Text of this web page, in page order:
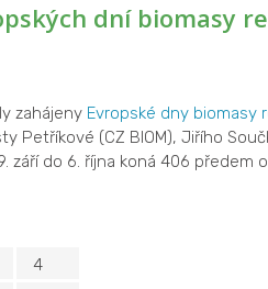
dní biomasy
zahájeny Evropské dny biomasy
Petříkové (CZ BIOM), Jiřího
září do 6. října koná 406 předem
4